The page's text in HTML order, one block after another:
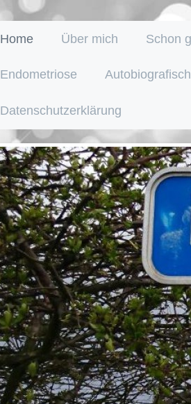
Home Über mich Schon
Endometriose
Datenschutzerklärung